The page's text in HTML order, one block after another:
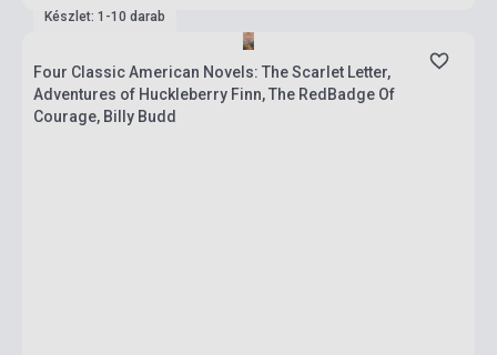
Készlet: 1-10 darab
Four Classic American Novels: The Scarlet Letter,
Adventures of Huckleberry Finn, The RedBadge Of
Courage, Billy Budd